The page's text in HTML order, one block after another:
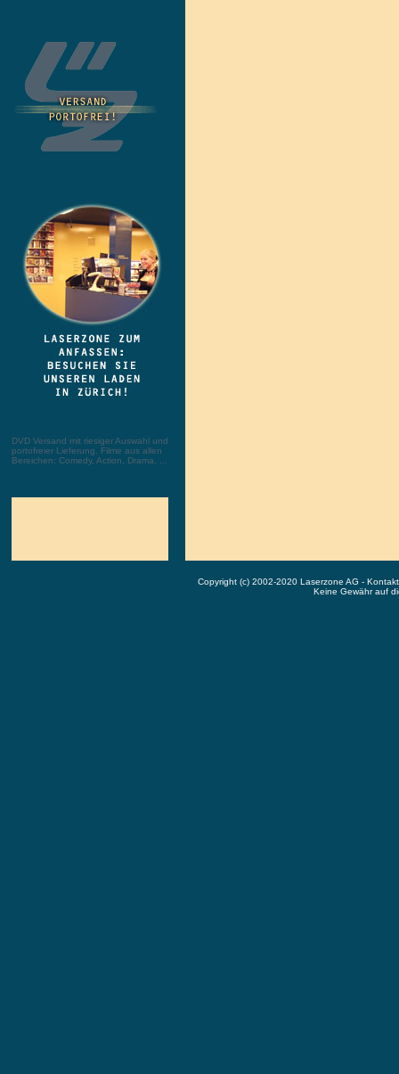
DVD Versand mit riesiger Auswahl und
portofreier Lieferung. Filme aus allen
Bereichen: Comedy, Action, Drama, ...
Copyright (c) 2002-2020 Laserzone AG -
Keine Gewähr auf